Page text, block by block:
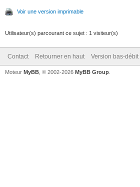
Voir une version imprimable
Utilisateur(s) parcourant ce sujet : 1 visiteur(s)
Contact Retourner en haut Version bas-débit
Moteur MyBB , © 2002-2026 MyBB Group